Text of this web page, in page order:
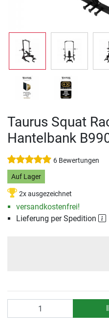
Taurus Squat
Hantelbank
6 Bewertungen
Auf Lager
2x ausgezeichnet
versandkostenfrei!
Lieferung per Spedition